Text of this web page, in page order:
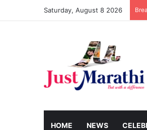
Saturday, August 8 2026
HOME NEWS